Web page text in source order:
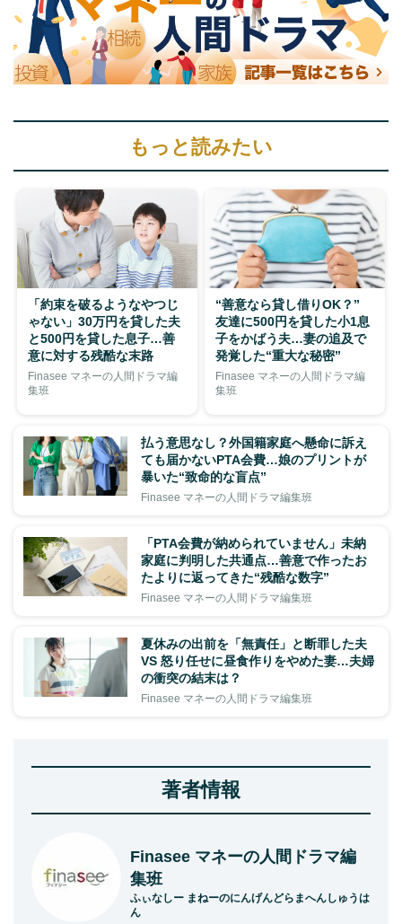
もっと読みたい
「約束を破るようなやつじ
ゃない」30万円を貸した夫
と500円を貸した息子…善
意に対する残酷な末路
Finasee マネーの人間ドラマ編
集班
“善意なら貸し借りOK？”
友達に500円を貸した小1息
子をかばう夫…妻の追及で
発覚した“重大な秘密”
Finasee マネーの人間ドラマ編
集班
払う意思なし？外国籍家庭へ懸命に訴え
ても届かないPTA会費…娘のプリントが
暴いた“致命的な盲点”
Finasee マネーの人間ドラマ編集班
「PTA会費が納められていません」未納
家庭に判明した共通点…善意で作ったお
たよりに返ってきた“残酷な数字”
Finasee マネーの人間ドラマ編集班
夏休みの出前を「無責任」と断罪した夫
VS 怒り任せに昼食作りをやめた妻…夫婦
の衝突の結末は？
Finasee マネーの人間ドラマ編集班
著者情報
Finasee マネーの人間ドラマ編
集班
ふぃなしー まねーのにんげんどらまへんしゅうは
ん